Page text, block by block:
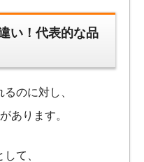
い！代表的な品
のに対し、
あります。
て、